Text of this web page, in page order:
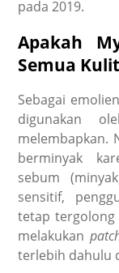
pada 2019.
Apakah
Semua
Sebagai
digunakan
melembapkan.
berminyak
sebum
sensitif,
tetap
melakukan
terlebih dahulu